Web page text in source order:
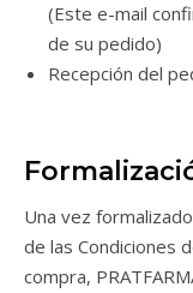
(Este e-mail
de su pedido)
Recepción del
Una vez
de las Condiciones
compra,